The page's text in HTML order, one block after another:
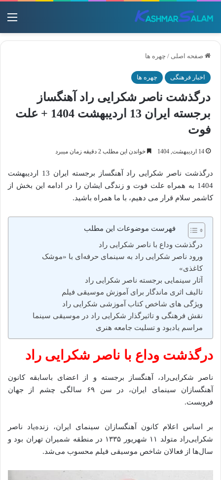
صفحه اصلی / چهره ها
اخبار فرهنگی چهره ها
درگذشت ناصر شکرایی راد آهنگساز
برجسته ایران 13 اردیبهشت 1404 + علت
فوت
14 اردیبهشت, 1404 خواندن این مطلب 2 دقیقه زمان میبرد
درگذشت ناصر شکرایی راد آهنگساز برجسته ایران 13 اردیبهشت
1404 به همراه علت فوت و زندگی ایشان را در ادامه این بخش از
کاشمر سلام قرار می دهیم، با ما همراه باشید.
فهرست موضوعات این مطلب
درگذشت وداع با ناصر شکرایی‌ راد
ورود ناصر شکرایی‌ راد به سینمای حرفه‌ای با «موشک
کاغذی»
آثار سینمایی برجسته ناصر شکرایی‌ راد
تالیف اثری ماندگار برای آموزش موسیقی فیلم
ویژگی‌ های شاخص کتاب آموزشی شکرایی‌ راد
نقش فرهنگی و تاثیرگذار شکرایی‌ راد در موسیقی سینما
مراسم یادبود و تسلیت جامعه هنری
درگذشت وداع با ناصر شکرایی‌ راد
ناصر شکرایی‌راد، آهنگساز برجسته و از اعضای باسابقه کانون
آهنگسازان سینمای ایران، در سن ۶۹ سالگی چشم از جهان
فروبست.
بر اساس اعلام کانون آهنگسازان سینمای ایران، زنده‌یاد ناصر
شکرایی‌راد متولد ۱۱ شهریور ۱۳۳۵ در منطقه شمیران تهران بود و
سال‌ها از فعالان شاخص موسیقی فیلم محسوب می‌شد.